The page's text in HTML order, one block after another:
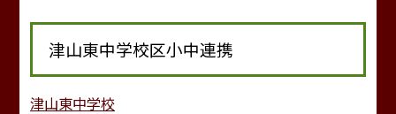
津山東中学校区小中連携
津山東中学校